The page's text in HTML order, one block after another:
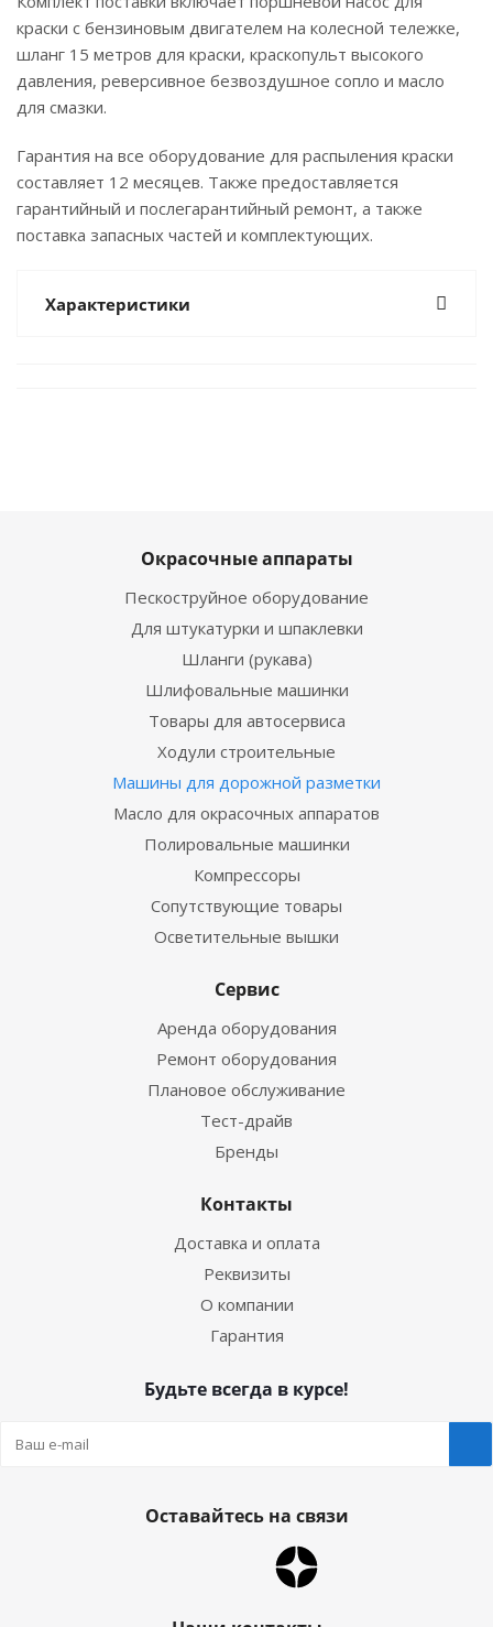
краски с бензиновым двигателем на колесной тележке,
шланг 15 метров для краски, краскопульт высокого
давления, реверсивное безвоздушное сопло и масло
для смазки.
Гарантия на все оборудование для распыления краски
составляет 12 месяцев. Также предоставляется
гарантийный и послегарантийный ремонт, а также
поставка запасных частей и комплектующих.
Характеристики
Окрасочные аппараты
Пескоструйное оборудование
Для штукатурки и шпаклевки
Шланги (рукава)
Шлифовальные машинки
Товары для автосервиса
Ходули строительные
Машины для дорожной разметки
Масло для окрасочных аппаратов
Полировальные машинки
Компрессоры
Сопутствующие товары
Осветительные вышки
Сервис
Аренда оборудования
Ремонт оборудования
Плановое обслуживание
Тест-драйв
Бренды
Контакты
Доставка и оплата
Реквизиты
О компании
Гарантия
Будьте всегда в курсе!
Оставайтесь на связи